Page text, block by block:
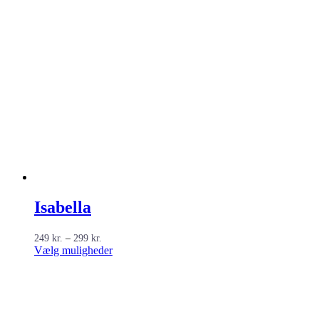
Isabella
249 kr. – 299 kr.
249 kr.
til
Vælg mulighederDette